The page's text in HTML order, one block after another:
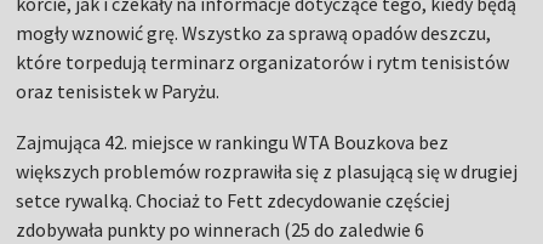
mogły wznowić grę. Wszystko za sprawą opadów deszczu,
które torpedują terminarz organizatorów i rytm tenisistów
oraz tenisistek w Paryżu.
Zajmująca 42. miejsce w rankingu WTA Bouzkova bez
większych problemów rozprawiła się z plasującą się w drugiej
setce rywalką. Chociaż to Fett zdecydowanie częściej
zdobywała punkty po winnerach (25 do zaledwie 6